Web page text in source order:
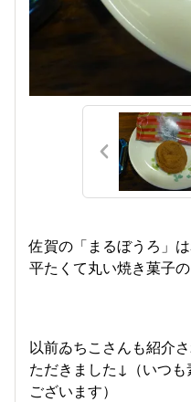
佐賀の「まるぼうろ」
平たくて丸い焼き菓子
以前ゐちこさんも紹介
ただきました↓（いつも
ございます）